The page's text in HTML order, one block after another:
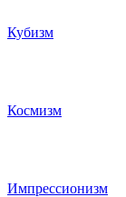
Кубизм
Космизм
Импрессионизм